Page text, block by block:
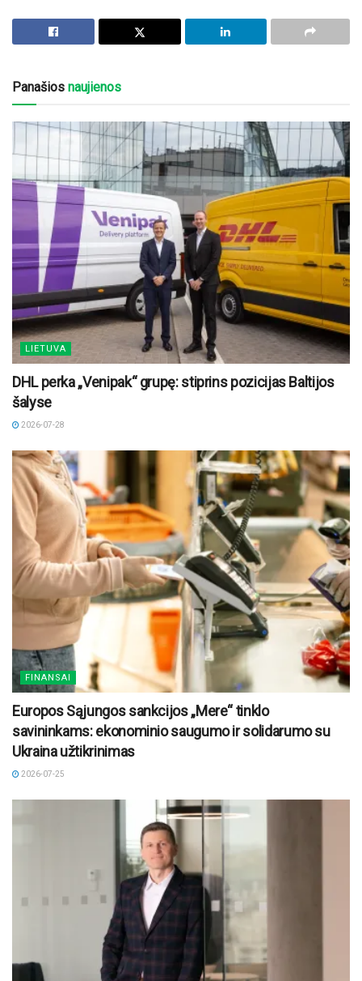
Panašios naujienos
LIETUVA
DHL perka „Venipak“ grupę: stiprins pozicijas Baltijos
šalyse
2026-07-28
FINANSAI
Europos Sąjungos sankcijos „Mere“ tinklo
savininkams: ekonominio saugumo ir solidarumo su
Ukraina užtikrinimas
2026-07-25